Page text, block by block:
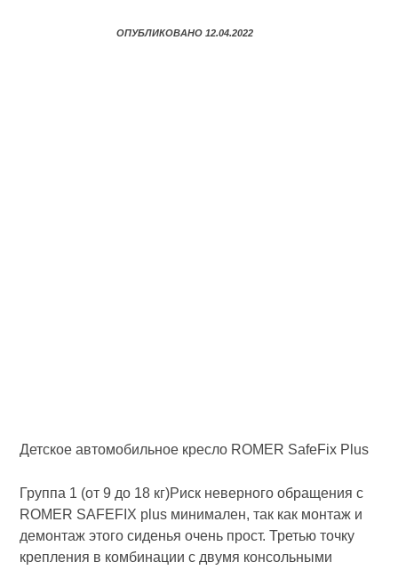
ОПУБЛИКОВАНО 12.04.2022
Детское автомобильное кресло ROMER SafeFix Plus
Группа 1 (от 9 до 18 кг)Риск неверного обращения с
ROMER SAFEFIX plus минимален, так как монтаж и
демонтаж этого сиденья очень прост. Третью точку
крепления в комбинации с двумя консольными